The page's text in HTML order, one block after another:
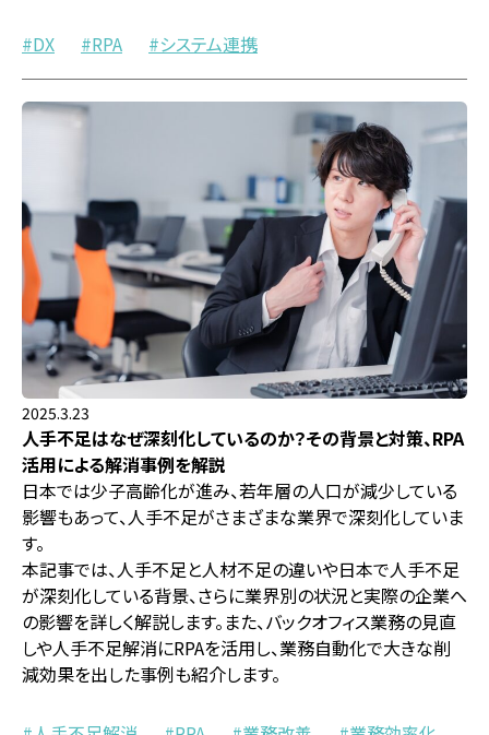
DX RPA システム連携
2025.3.23
人手不足はなぜ深刻化しているのか？その背景と対策、RPA
活用による解消事例を解説
日本では少子高齢化が進み、若年層の人口が減少している
影響もあって、人手不足がさまざまな業界で深刻化していま
す。
本記事では、人手不足と人材不足の違いや日本で人手不足
が深刻化している背景、さらに業界別の状況と実際の企業へ
の影響を詳しく解説します。また、バックオフィス業務の見直
しや人手不足解消にRPAを活用し、業務自動化で大きな削
減効果を出した事例も紹介します。